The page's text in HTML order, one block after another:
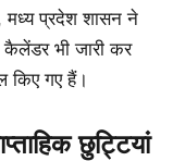
मध्य प्रदेश शासन ने
कैलेंडर भी जारी कर
किए गए हैं।
छुट्टियां